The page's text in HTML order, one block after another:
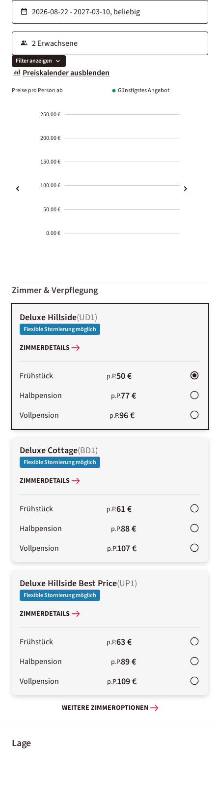
Filter anzeigen
Preiskalender ausblenden
Preise pro Person ab Günstigstes Angebot
250.00 €
200.00 €
150.00 €
100.00 €
50.00 €
0.00 €
01-02
Zimmer & Verpflegung
Deluxe Hillside(UD1)
Flexible Stornierung möglich
ZIMMERDETAILS
Frühstück p.P.50 €
Halbpension p.P.77 €
Vollpension p.P.96 €
Deluxe Cottage(BD1)
Flexible Stornierung möglich
ZIMMERDETAILS
Frühstück p.P.61 €
Halbpension p.P.88 €
Vollpension p.P.107 €
Deluxe Hillside Best Price(UP1)
Flexible Stornierung möglich
ZIMMERDETAILS
Frühstück p.P.63 €
Halbpension p.P.89 €
Vollpension p.P.109 €
WEITERE ZIMMEROPTIONEN
Lage